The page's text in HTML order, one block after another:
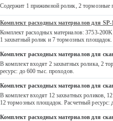
Содержит 1 прижимной ролик, 2 тормозные
Комплект расходных материалов для SP-
Комплект расходных материалов: 3753-
1 захватный ролик и 7 тормозных
Комплект расходных материалов для
В комплект входят 2 захватных ролика, 2
ресурс: до 600 тыс. проходов.
Комплект расходных материалов для
В комплект входят 12 захватных роликов,
12 тормозных площадок. Расчетный ресурс:
Комплект расходных материалов для